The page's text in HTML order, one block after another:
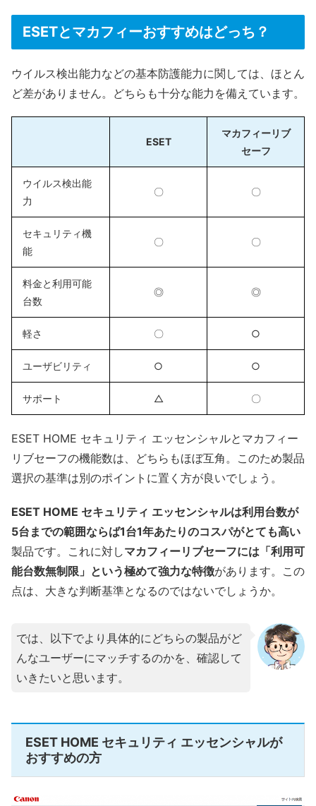
ESETとマカフィーおすすめはどっち？
ウイルス検出能力などの基本防護能力に関しては、ほとん
ど差がありません。どちらも十分な能力を備えています。
ESET
マカフィーリブ
セーフ
ウイルス検出能
力
〇 〇
セキュリティ機
能
〇 〇
料金と利用可能
台数
◎ ◎
軽さ 〇 ○
ユーザビリティ ○ ○
サポート △ 〇
ESET HOME セキュリティ エッセンシャルとマカフィー
リブセーフの機能数は、どちらもほぼ互角。このため製品
選択の基準は別のポイントに置く方が良いでしょう。
ESET HOME セキュリティ エッセンシャルは利用台数が
5台までの範囲ならば1台1年あたりのコスパがとても高い
製品です。これに対しマカフィーリブセーフには「利用可
能台数無制限」という極めて強力な特徴があります。この
点は、大きな判断基準となるのではないでしょうか。
では、以下でより具体的にどちらの製品がど
んなユーザーにマッチするのかを、確認して
いきたいと思います。
ESET HOME セキュリティ エッセンシャルが
おすすめの方